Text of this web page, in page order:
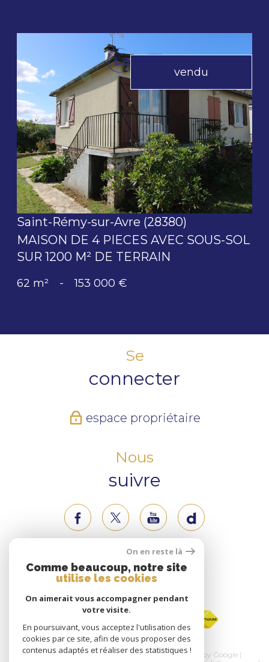
vendu
voir le bien
Saint-Rémy-sur-Avre (28380)
MAISON DE 4 PIECES AVEC SOUS-SOL
SUR 1200 M² DE TERRAIN
62 m² - 153 000 €
Se
connecter
espace propriétaire
Nous
suivre
Nous
adhérons
© 2026 | Tous droits réservés | Traduction powered by Google |
On en reste là
Comme beaucoup, notre site
utilise les cookies
On aimerait vous accompagner pendant
votre visite.
En poursuivant, vous acceptez l'utilisation des
cookies par ce site, afin de vous proposer des
contenus adaptés et réaliser des statistiques !